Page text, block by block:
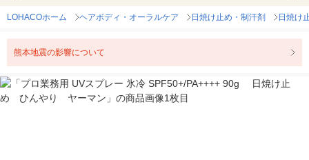
LOHACOホーム ヘアボディ・オーラルケア 日焼け止め・制汗剤 日焼け
熊本地震の影響について